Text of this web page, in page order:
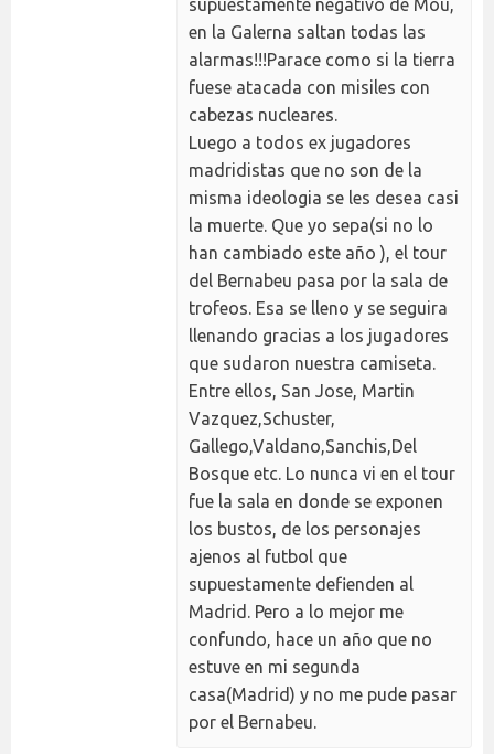
supuestamente negativo de Mou,
en la Galerna saltan todas las
alarmas!!!Parace como si la tierra
fuese atacada con misiles con
cabezas nucleares.
Luego a todos ex jugadores
madridistas que no son de la
misma ideologia se les desea casi
la muerte. Que yo sepa(si no lo
han cambiado este año ), el tour
del Bernabeu pasa por la sala de
trofeos. Esa se lleno y se seguira
llenando gracias a los jugadores
que sudaron nuestra camiseta.
Entre ellos, San Jose, Martin
Vazquez,Schuster,
Gallego,Valdano,Sanchis,Del
Bosque etc. Lo nunca vi en el tour
fue la sala en donde se exponen
los bustos, de los personajes
ajenos al futbol que
supuestamente defienden al
Madrid. Pero a lo mejor me
confundo, hace un año que no
estuve en mi segunda
casa(Madrid) y no me pude pasar
por el Bernabeu.